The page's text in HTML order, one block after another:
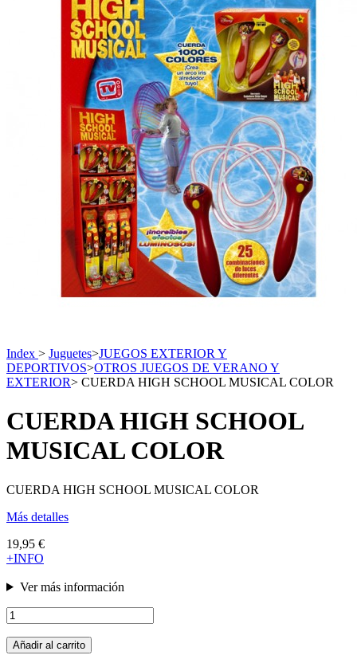
Index > Juguetes>JUEGOS EXTERIOR Y
DEPORTIVOS>OTROS JUEGOS DE VERANO Y
EXTERIOR> CUERDA HIGH SCHOOL MUSICAL COLOR
CUERDA HIGH SCHOOL
MUSICAL COLOR
CUERDA HIGH SCHOOL MUSICAL COLOR
Más detalles
19,95 €
+INFO
Ver más información
Añadir al carrito